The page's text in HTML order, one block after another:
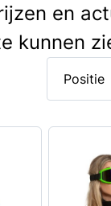
en
kunnen